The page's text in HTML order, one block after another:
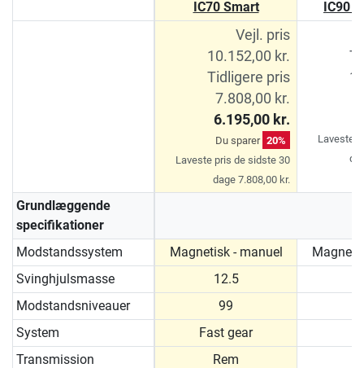
IC70 Smart IC90
Vejl. pris
10.152,00 kr.
Tidligere pris
7.808,00 kr.
6.195,00 kr.
Du sparer 20%
Laveste pris de sidste 30
dage 7.808,00 kr.
Laveste
Grundlæggende
specifikationer
Modstandssystem
Magnetisk - manuel
Svinghjulsmasse
12.5
Modstandsniveauer
99
System
Fast gear
Transmission
Rem